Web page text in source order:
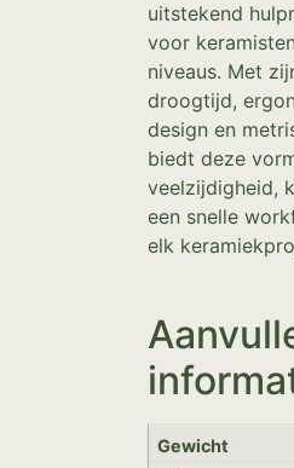
uitstekend
voor
niveaus. Met
droogtijd,
design en
biedt deze
veelzijdigheid,
een snelle
elk
Gewicht